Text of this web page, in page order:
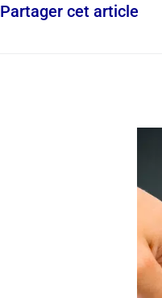
Partager cet article